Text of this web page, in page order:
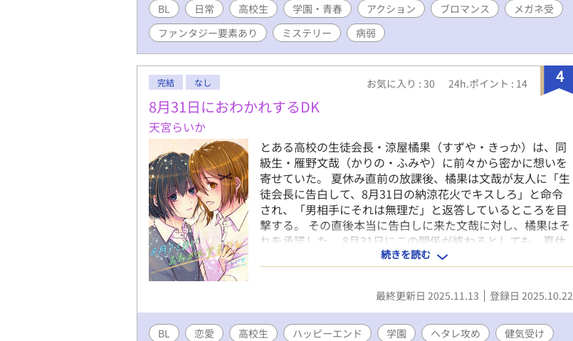
BL 日常 高校生 学園・青春 アクション ブロマンス
メガネ受
ファンタジー要素あり
ミステリー 病弱
4
完結 なし お気に入り : 30 24h.ポイント : 14
8月31日におわかれするDK
天宮らいか
とある高校の生徒会長・涼屋橘果（すずや・きっか）は、同
級生・雁野文哉（かりの・ふみや）に前々から密かに想いを
寄せていた。 夏休み直前の放課後、橘果は文哉が友人に「生
徒会長に告白して、8月31日の納涼花火でキスしろ」と命令
され、「男相手にそれは無理だ」と返答しているところを目
撃する。 その直後本当に告白しに来た文哉に対し、橘果はそ
れを承諾した。 8月31日にこの関係が終わるとしても、夏休
みの間だけでも好きな人との思い出が欲しかったから。 愛は
深いけど肝心なところがキマらないヘタレ攻め×最初から諦
め気味の健気受けの、37日間の夏休みで思い出たくさんつく
続きを読む
最終更新日 2025.11.13 登録日 2025.10.22
BL 恋愛 高校生 ハッピーエンド 学園 ヘタレ攻め
健気受け